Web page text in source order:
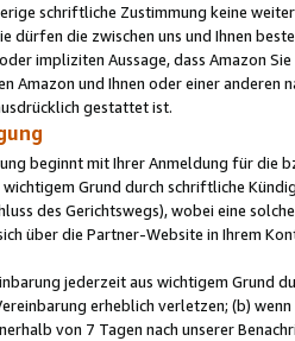
schriftliche Zustimmung keine
dürfen die zwischen uns und Ihnen
impliziten Aussage, dass Amazon
Amazon und Ihnen oder einer
gestattet ist.
beginnt mit Ihrer Anmeldung für die
Grund durch schriftliche
des Gerichtswegs), wobei eine
über die Partner-Website in Ihrem
jederzeit aus wichtigem Grund
erheblich verletzen; (b)
von 7 Tagen nach unserer